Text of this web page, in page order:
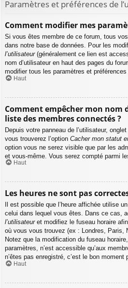
Paramètres et préférences de
Comment modifier mes
Si vous êtes membre de ce forum, tous
dans notre base de données. Pour les
l’utilisateur(généralement ce lien est
nom d’utilisateur en haut des pages du
modifier tous les paramètres et
Haut
Comment empêcher mon nom
liste des membres connectés ?
Depuis votre panneau de l’utilisateur,
vous trouverez l’option Cacher mon statut
option vous ne serez visible que par les
et vous-même. Vous serez compté parmi
Haut
Les heures ne sont pas
Il est possible que l’heure affichée utilise
celui dans lequel vous êtes. Dans ce cas,
l’utilisateuret modifiez le fuseau horaire
où vous vous trouvez (ex : Londres, Paris,
Notez que la modification du fuseau
paramètres, n’est accessible qu’aux
n’êtes pas enregistré, c’est le bon moment
Haut